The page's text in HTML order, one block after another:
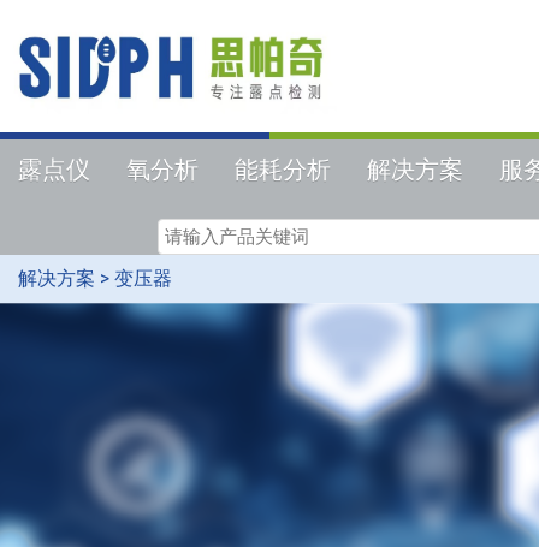
露点仪 氧分析 能耗分析 解决方案 服
解决方案 > 变压器